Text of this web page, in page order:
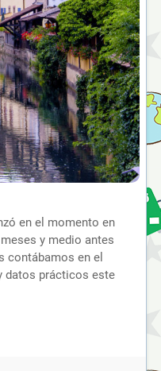
en el momento en
y medio antes
contábamos en el
datos prácticos este